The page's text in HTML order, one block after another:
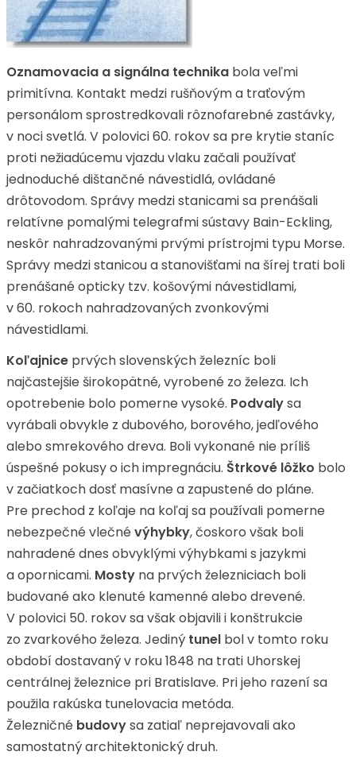
Oznamovacia a signálna technika bola veľmi
primitívna. Kontakt medzi rušňovým a traťovým
personálom sprostredkovali rôznofarebné zastávky,
v noci svetlá. V polovici 60. rokov sa pre krytie staníc
proti nežiadúcemu vjazdu vlaku začali používať
jednoduché dištančné návestidlá, ovládané
drôtovodom. Správy medzi stanicami sa prenášali
relatívne pomalými telegrafmi sústavy Bain-Eckling,
neskôr nahradzovanými prvými prístrojmi typu Morse.
Správy medzi stanicou a stanovišťami na šírej trati boli
prenášané opticky tzv. košovými návestidlami,
v 60. rokoch nahradzovaných zvonkovými
návestidlami.
Koľajnice prvých slovenských železníc boli
najčastejšie širokopätné, vyrobené zo železa. Ich
opotrebenie bolo pomerne vysoké. Podvalysa
vyrábali obvykle z dubového, borového, jedľového
alebo smrekového dreva. Boli vykonané nie príliš
úspešné pokusy o ich impregnáciu. Štrkové lôžko bolo
v začiatkoch dosť masívne a zapustené do pláne.
Pre prechod z koľaje na koľaj sa používali pomerne
nebezpečné vlečné výhybky, čoskoro však boli
nahradené dnes obvyklými výhybkami s jazykmi
a opornicami. Mosty na prvých železniciach boli
budované ako klenuté kamenné alebo drevené.
V polovici 50. rokov sa však objavili i konštrukcie
zo zvarkového železa. Jediný tunel bol v tomto roku
období dostavaný v roku 1848 na trati Uhorskej
centrálnej železnice pri Bratislave. Pri jeho razení sa
použila rakúska tunelovacia metóda.
Železničné budovysa zatiaľ neprejavovali ako
samostatný architektonický druh.